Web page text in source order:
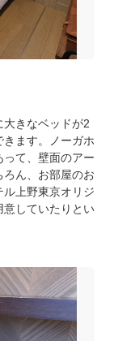
きなベッドが2
ます。ノーガホ
て、壁面のアー
ろん、お部屋のお
上野東京オリジ
していたりとい